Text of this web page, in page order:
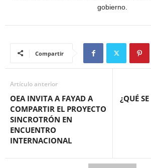
gobierno.
Compartir
Artículo anterior
OEA INVITA A FAYAD A
COMPARTIR EL PROYECTO
SINCROTRÓN EN
ENCUENTRO
INTERNACIONAL
¿QUÉ